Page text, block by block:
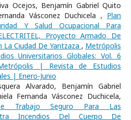
Ocejos, Benjamín Gabriel Quito
Vásconez Duchicela , Plan
Y Salud Ocupacional Para
Proyecto Armado De
La Ciudad De Yantzaza , Metrópolis
Universitarios Globales: Vol. 6
| Revista de Estudios
| Enero-Junio
Alvarado, Benjamín Gabriel
Fernanda Vásconez Duchicela,
Trabajo Seguro Para Las
Incendios Del Cuerpo De